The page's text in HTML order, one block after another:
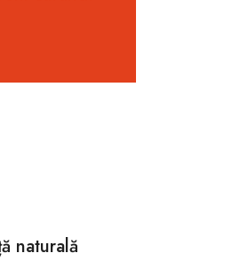
naturală